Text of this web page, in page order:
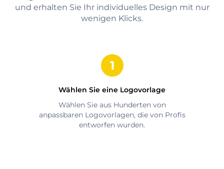
und erhalten Sie Ihr individuelles Design mit nur
wenigen Klicks.
Wählen Sie eine Logovorlage
Wählen Sie aus Hunderten von
anpassbaren Logovorlagen, die von Profis
entworfen wurden.